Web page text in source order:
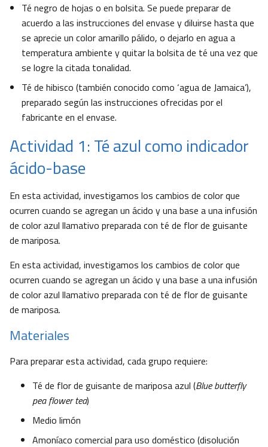
Té negro de hojas o en bolsita. Se puede preparar de
acuerdo a las instrucciones del envase y diluirse hasta que
se aprecie un color amarillo pálido, o dejarlo en agua a
temperatura ambiente y quitar la bolsita de té una vez que
se logre la citada tonalidad.
Té de hibisco (también conocido como ‘agua de Jamaica’),
preparado según las instrucciones ofrecidas por el
fabricante en el envase.
Actividad 1: Té azul como indicador
ácido-base
En esta actividad, investigamos los cambios de color que
ocurren cuando se agregan un ácido y una base a una infusión
de color azul llamativo preparada con té de flor de guisante
de mariposa.
En esta actividad, investigamos los cambios de color que
ocurren cuando se agregan un ácido y una base a una infusión
de color azul llamativo preparada con té de flor de guisante
de mariposa.
Materiales
Para preparar esta actividad, cada grupo requiere:
Té de flor de guisante de mariposa azul (Blue butterfly
pea flower tea)
Medio limón
Amoníaco comercial para uso doméstico (disolución